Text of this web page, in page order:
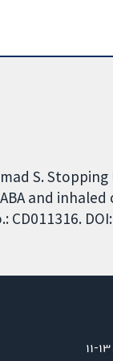
S.
and
CD011316.